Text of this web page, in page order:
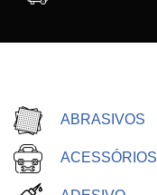
ABRASIVOS
ACESSÓRIOS